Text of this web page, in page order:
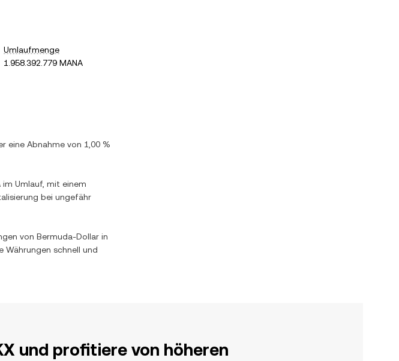
Umlaufmenge
1.958.392.779 MANA
eine Abnahme von 1,00 %
im Umlauf, mit einem
bei ungefähr
von Bermuda-Dollar in
Währungen schnell und
und profitiere von höheren